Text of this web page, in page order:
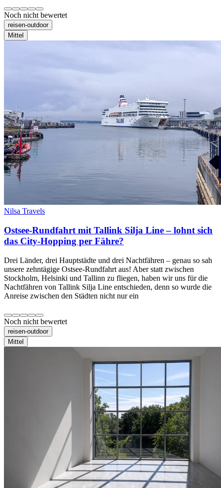
Noch nicht bewertet
reisen-outdoor
Mittel
Nilsa Travels
Ostsee-Rundfahrt mit Tallink Silja Line – lohnt sich
das City-Hopping per Fähre?
Drei Länder, drei Hauptstädte und drei Nachtfähren – genau so sah
unsere zehntägige Ostsee-Rundfahrt aus! Aber statt zwischen
Stockholm, Helsinki und Tallinn zu fliegen, haben wir uns für die
Nachtfähren von Tallink Silja Line entschieden, denn so wurde die
Anreise zwischen den Städten nicht nur ein
Noch nicht bewertet
reisen-outdoor
Mittel